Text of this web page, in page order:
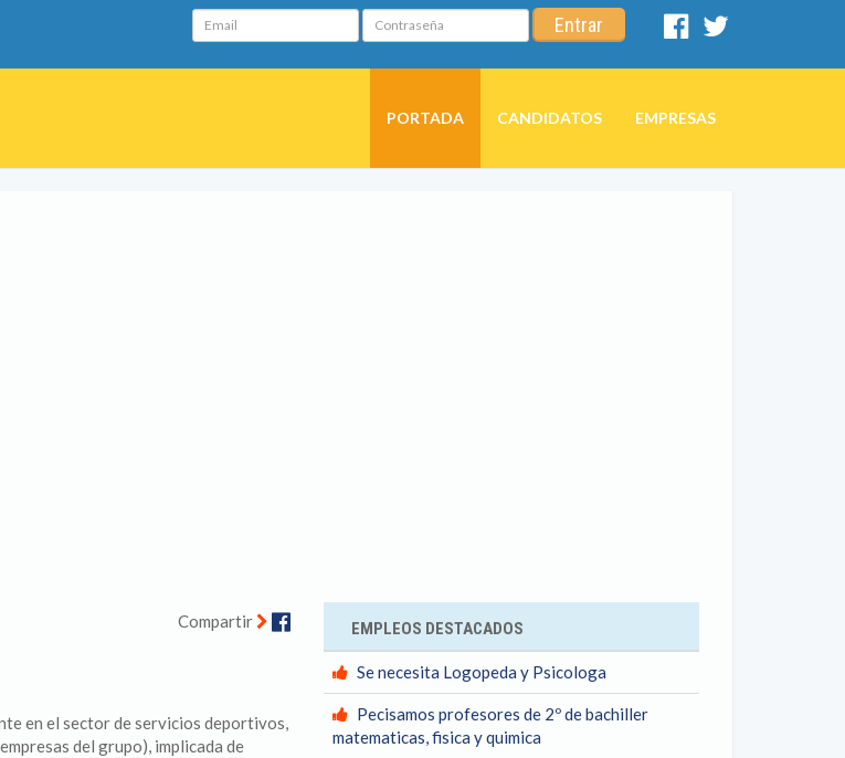
Email Contraseña Entrar
Facebook
PORTADA CANDIDATOS EMPRESAS
Compartir Facebook
en el sector de servicios deportivos,
del grupo), implicada de
EMPLEOS DESTACADOS
Se necesita Logopeda y Psicologa
Pecisamos profesores de 2º de bachiller
matematicas, fisica y quimica